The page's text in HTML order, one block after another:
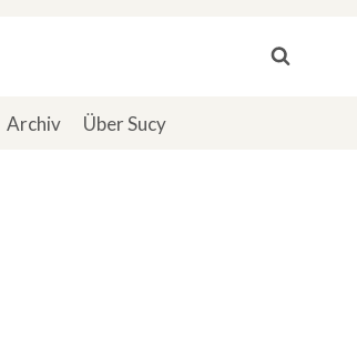
Archiv Über Sucy